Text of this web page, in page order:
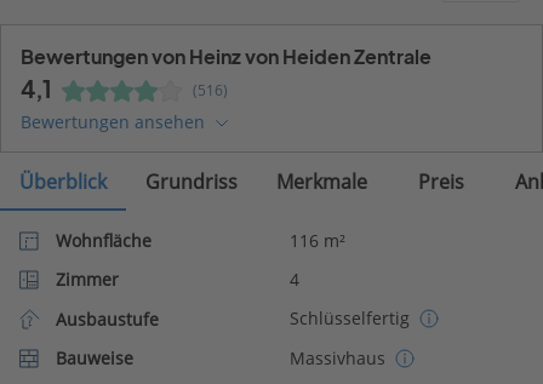
Bewertungen von Heinz von Heiden Zentrale
4,1 (516)
Bewertungen ansehen
Überblick Grundriss Merkmale Preis
Wohnfläche
116 m²
Zimmer
4
Ausbaustufe
Schlüsselfertig
Bauweise
Massivhaus